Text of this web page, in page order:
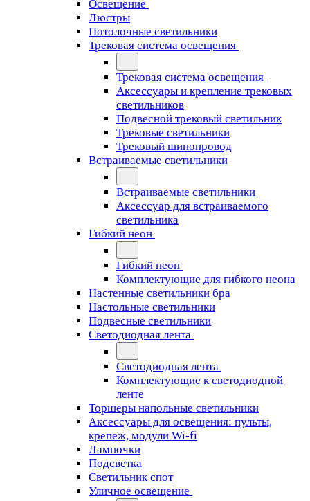
Освещение
Люстры
Потолочные светильники
Трековая система освещения
Трековая система освещения
Аксессуары и крепление трековых
светильников
Подвесной трековый светильник
Трековые светильники
Трековый шинопровод
Встраиваемые светильники
Встраиваемые светильники
Аксессуар для встраиваемого
светильника
Гибкий неон
Гибкий неон
Комплектующие для гибкого неона
Настенные светильники бра
Настольные светильники
Подвесные светильники
Светодиодная лента
Светодиодная лента
Комплектующие к светодиодной
ленте
Торшеры напольные светильники
Аксессуары для освещения: пульты,
крепеж, модули Wi-fi
Лампочки
Подсветка
Светильник спот
Уличное освещение